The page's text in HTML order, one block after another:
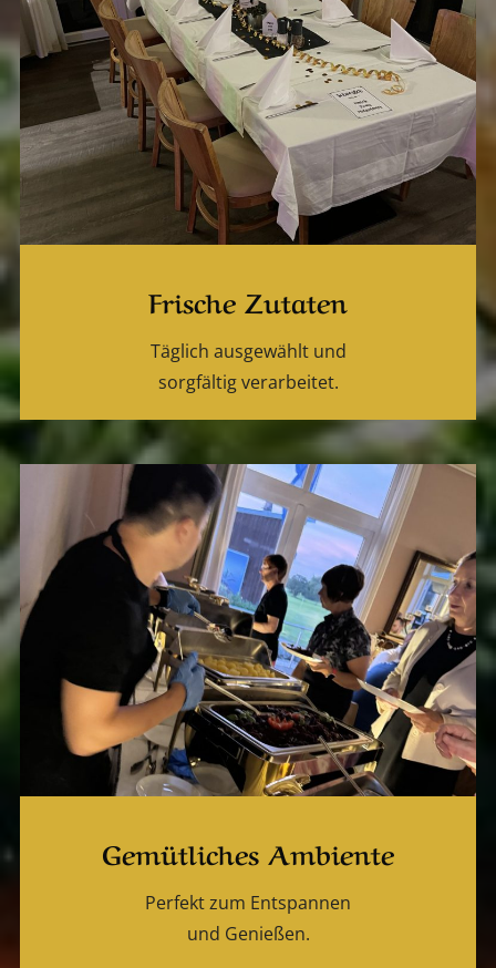
Frische Zutaten
Täglich ausgewählt und
sorgfältig verarbeitet.
Gemütliches Ambiente
Perfekt zum Entspannen
und Genießen.